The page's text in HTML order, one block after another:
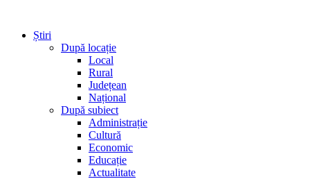
Știri
După locație
Local
Rural
Județean
Național
După subiect
Administrație
Cultură
Economic
Educație
Actualitate